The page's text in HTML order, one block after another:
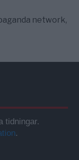
network,
tidningar.
.